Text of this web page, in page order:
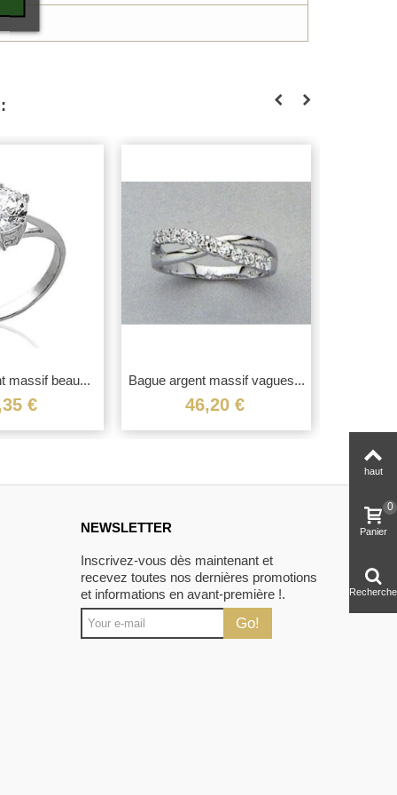
massif beau...
€
Bague argent massif vagues...
46,20 €
NEWSLETTER
Inscrivez-vous dès maintenant et
recevez toutes nos dernières promotions
et informations en avant-première !.
Go!
haut
Panier
0